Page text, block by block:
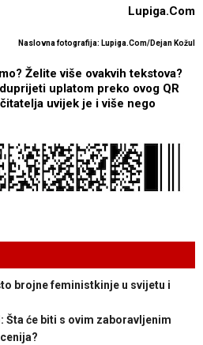
Lupiga.Com
Naslovna fotografija: Lupiga.Com/Dejan Kožul
Želite više ovakvih tekstova?
uplatom preko ovog QR
uvijek je i više nego
brojne feministkinje u svijetu i
Šta će biti s ovim zaboravljenim